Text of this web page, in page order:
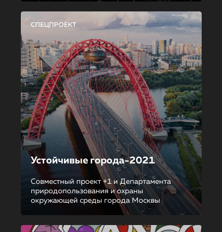
СПЕЦПРОЕКТ
Устойчивые города-2021
Совместный проект +1 и Департамента
природопользования и охраны
окружающей среды города Москвы